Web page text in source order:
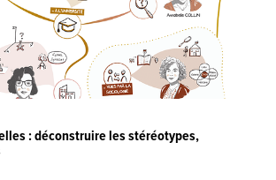
: déconstruire les stéréotypes,